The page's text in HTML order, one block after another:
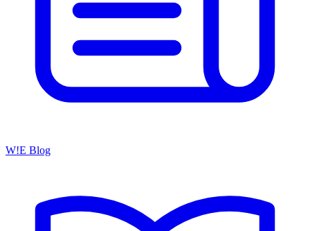
W!E Blog